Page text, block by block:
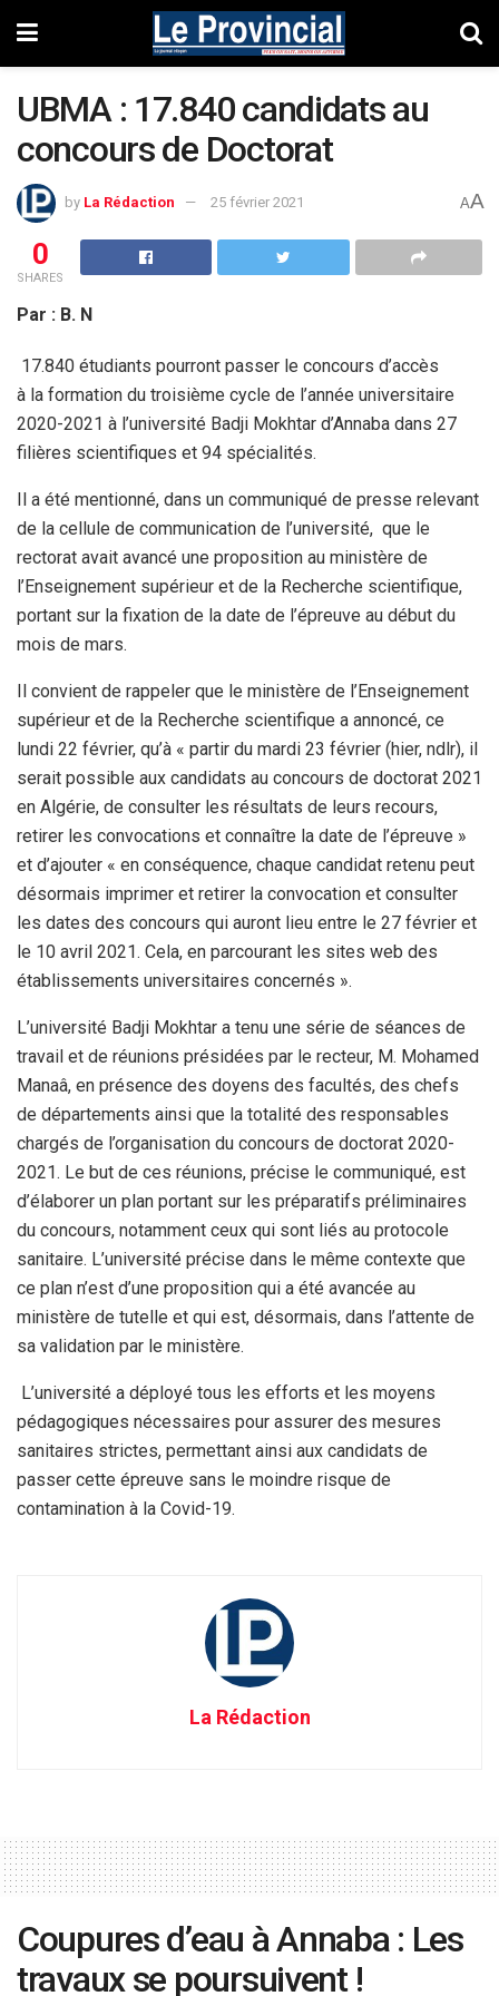
UBMA : 17.840 candidats au
concours de Doctorat
by La Rédaction 25 février 2021 AA
0
SHARES
Par : B. N
17.840 étudiants pourront passer le concours d’accès
à la formation du troisième cycle de l’année universitaire
2020-2021 à l’université Badji Mokhtar d’Annaba dans 27
filières scientifiques et 94 spécialités.
Il a été mentionné, dans un communiqué de presse relevant
de la cellule de communication de l’université, que le
rectorat avait avancé une proposition au ministère de
l’Enseignement supérieur et de la Recherche scientifique,
portant sur la fixation de la date de l’épreuve au début du
mois de mars.
Il convient de rappeler que le ministère de l’Enseignement
supérieur et de la Recherche scientifique a annoncé, ce
lundi 22 février, qu’à « partir du mardi 23 février (hier, ndlr), il
serait possible aux candidats au concours de doctorat 2021
en Algérie, de consulter les résultats de leurs recours,
retirer les convocations et connaître la date de l’épreuve »
et d’ajouter « en conséquence, chaque candidat retenu peut
désormais imprimer et retirer la convocation et consulter
les dates des concours qui auront lieu entre le 27 février et
le 10 avril 2021. Cela, en parcourant les sites web des
établissements universitaires concernés ».
L’université Badji Mokhtar a tenu une série de séances de
travail et de réunions présidées par le recteur, M. Mohamed
Manaâ, en présence des doyens des facultés, des chefs
de départements ainsi que la totalité des responsables
chargés de l’organisation du concours de doctorat 2020-
2021. Le but de ces réunions, précise le communiqué, est
d’élaborer un plan portant sur les préparatifs préliminaires
du concours, notamment ceux qui sont liés au protocole
sanitaire. L’université précise dans le même contexte que
ce plan n’est d’une proposition qui a été avancée au
ministère de tutelle et qui est, désormais, dans l’attente de
sa validation par le ministère.
L’université a déployé tous les efforts et les moyens
pédagogiques nécessaires pour assurer des mesures
sanitaires strictes, permettant ainsi aux candidats de
passer cette épreuve sans le moindre risque de
contamination à la Covid-19.
La Rédaction
Coupures d’eau à Annaba : Les
travaux se poursuivent !